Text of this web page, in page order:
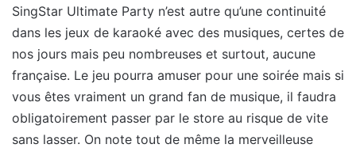
SingStar Ultimate Party n’est autre qu’une continuité
dans les jeux de karaoké avec des musiques, certes de
nos jours mais peu nombreuses et surtout, aucune
française. Le jeu pourra amuser pour une soirée mais si
vous êtes vraiment un grand fan de musique, il faudra
obligatoirement passer par le store au risque de vite
sans lasser. On note tout de même la merveilleuse